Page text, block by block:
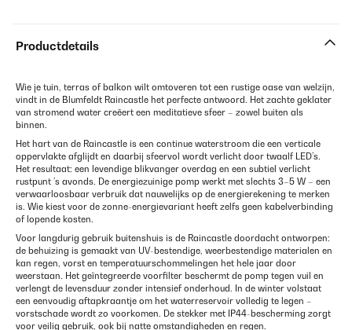
Productdetails
Wie je tuin, terras of balkon wilt omtoveren tot een rustige oase van welzijn,
vindt in de Blumfeldt Raincastle het perfecte antwoord. Het zachte geklater
van stromend water creëert een meditatieve sfeer – zowel buiten als
binnen.
Het hart van de Raincastle is een continue waterstroom die een verticale
oppervlakte afglijdt en daarbij sfeervol wordt verlicht door twaalf LED’s.
Het resultaat: een levendige blikvanger overdag en een subtiel verlicht
rustpunt ’s avonds. De energiezuinige pomp werkt met slechts 3–5 W – een
verwaarloosbaar verbruik dat nauwelijks op de energierekening te merken
is. Wie kiest voor de zonne-energievariant heeft zelfs geen kabelverbinding
of lopende kosten.
Voor langdurig gebruik buitenshuis is de Raincastle doordacht ontworpen:
de behuizing is gemaakt van UV-bestendige, weerbestendige materialen en
kan regen, vorst en temperatuurschommelingen het hele jaar door
weerstaan. Het geïntegreerde voorfilter beschermt de pomp tegen vuil en
verlengt de levensduur zonder intensief onderhoud. In de winter volstaat
een eenvoudig aftapkraantje om het waterreservoir volledig te legen –
vorstschade wordt zo voorkomen. De stekker met IP44-bescherming zorgt
voor veilig gebruik, ook bij natte omstandigheden en regen.